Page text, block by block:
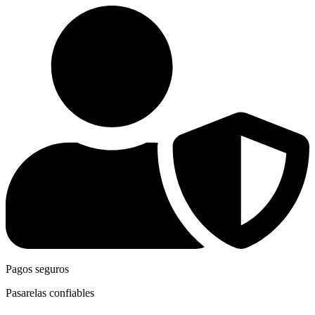
Pagos seguros
Pasarelas confiables